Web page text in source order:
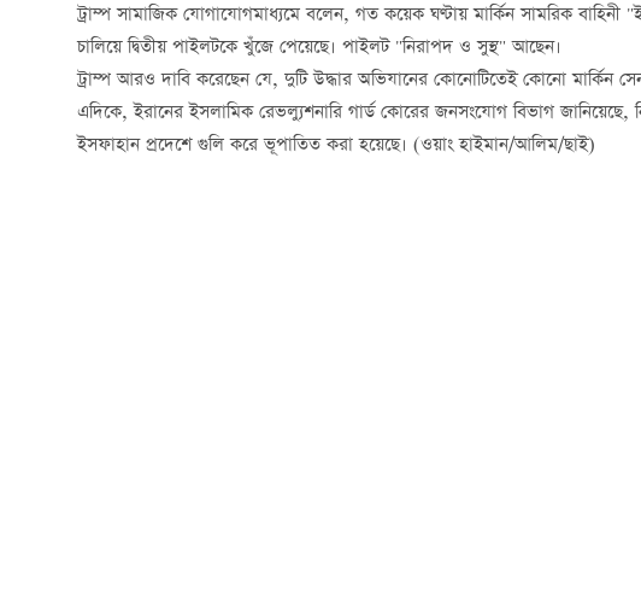
ট্রাম্প সামাজিক যোগাযোগমাধ্যমে বলেন, গত কয়েক ঘণ্টায় মার্কিন সামরিক
চালিয়ে দ্বিতীয় পাইলটকে খুঁজে পেয়েছে। পাইলট "নিরাপদ ও সুস্থ" আছেন।
ট্রাম্প আরও দাবি করেছেন যে, দুটি উদ্ধার অভিযানের কোনোটিতেই কোনো মার্কিন
এদিকে, ইরানের ইসলামিক রেভল্যুশনারি গার্ড কোরের জনসংযোগ বিভাগ জানিয়েছে,
ইসফাহান প্রদেশে গুলি করে ভূপাতিত করা হয়েছে। (ওয়াং হাইমান/আলিম/ছাই)